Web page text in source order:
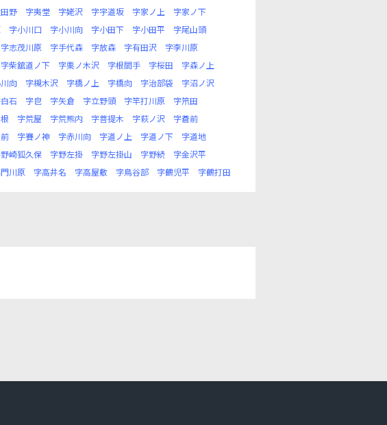
野 字夷堂 字姥沢 字宇道坂 字家ノ上
字家ノ下
字小川口 字小川向 字小田下 字小田平
字尾山頭
字志茂川原 字手代森 字放森 字有田沢
字李川原
字柴舘道ノ下 字栗ノ木沢 字根間手 字桜田
字森ノ上
向 字槻木沢 字橋ノ上 字橋向 字治部袋
字沼ノ沢
石 字皀 字矢倉 字立野頭 字竿打川原
字笊田
字荒屋 字荒熊内 字菩提木 字萩ノ沢
字蒼前
字賽ノ神 字赤川向 字道ノ上 字道ノ下
字道地
崎狐久保 字野左掛 字野左掛山 字野続
字金沢平
川原 字高井名 字高屋敷 字鳥谷部 字鶴児平 字鶴打田